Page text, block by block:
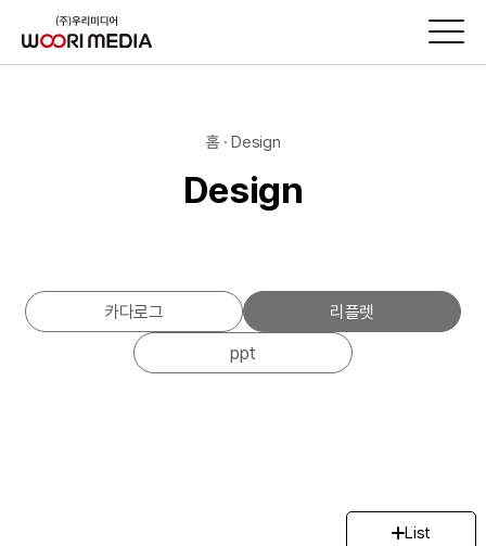
홈 · Design
Design
카다로그
리플렛
ppt
List